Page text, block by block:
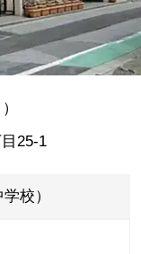
）
25-1
校）